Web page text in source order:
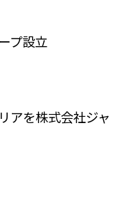
プ設立
アを株式会社ジャ